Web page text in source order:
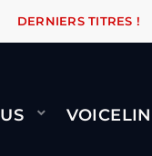
WARÉTRO
DERNIERS TITRES !